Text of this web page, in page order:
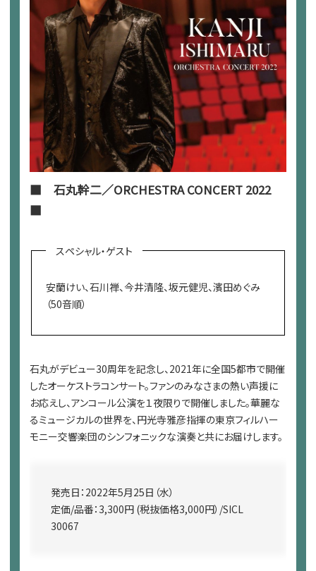
■ 石丸幹二／ORCHESTRA CONCERT 2022
■
スペシャル・ゲスト
安蘭けい、石川禅、今井清隆、坂元健児、濱田めぐみ
（50音順）
石丸がデビュー30周年を記念し、2021年に全国5都市で開催
したオーケストラコンサート。ファンのみなさまの熱い声援に
お応えし、アンコール公演を１夜限りで開催しました。華麗な
るミュージカルの世界を、円光寺雅彦指揮の東京フィルハー
モニー交響楽団のシンフォニックな演奏と共にお届けします。
発売日：2022年5月25日（水）
定価/品番：3,300円 (税抜価格3,000円）/SICL
30067